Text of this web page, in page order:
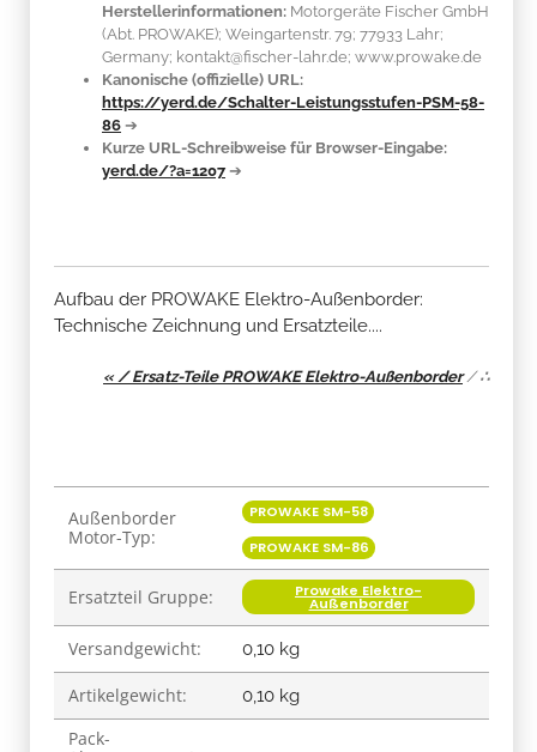
Herstellerinformationen: Motorgeräte Fischer GmbH
(Abt. PROWAKE); Weingartenstr. 79; 77933 Lahr;
Germany; kontakt@fischer-lahr.de; www.prowake.de
Kanonische (offizielle) URL:
https://yerd.de/Schalter-Leistungsstufen-PSM-58-
86 ➔
Kurze URL-Schreibweise für Browser-Eingabe:
yerd.de/?a=1207 ➔
Aufbau der PROWAKE Elektro-Außenborder:
Technische Zeichnung und Ersatzteile....
« / Ersatz-Teile PROWAKE Elektro-Außenborder/∴
Produkteigenschaft
Wert
Außenborder
Motor-Typ:
PROWAKE SM-58
PROWAKE SM-86
Ersatzteil Gruppe: Prowake Elektro-
Außenborder
Versandgewicht: 0,10 kg
Artikelgewicht: 0,10 kg
Pack-